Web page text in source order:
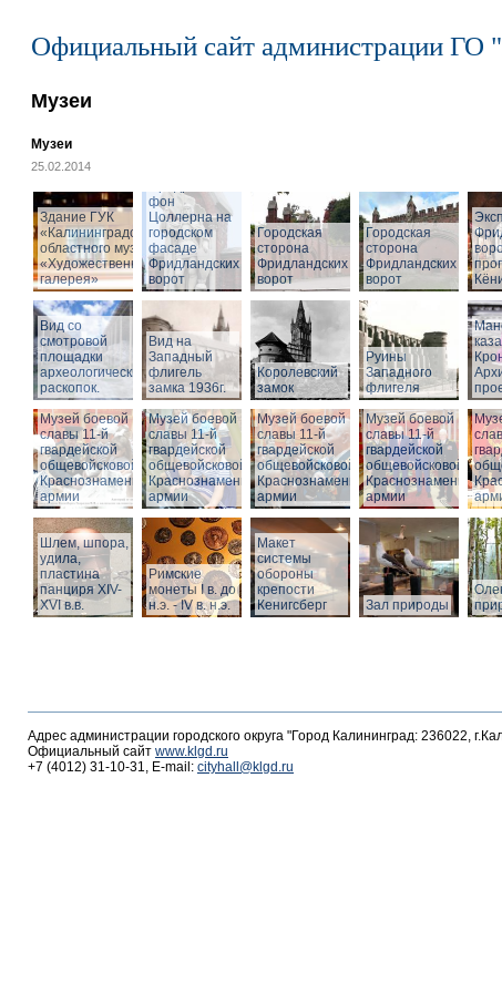
Официальный сайт администрации ГО
Музеи
Музеи
25.02.2014
Здание ГУК
«Калининградского
областного музея
«Художественная
галерея»
фон
Цоллерна на
городском
фасаде
Фридландских
ворот
Городская
сторона
Фридландских
ворот
Городская
сторона
Фридландских
ворот
Вид со
смотровой
площадки
археологических
раскопок.
Вид на
Западный
флигель
замка 1936г.
Королевский
замок
Руины
Западного
флигеля
Музей боевой
славы 11-й
гвардейской
общевойсковой
Краснознаменной
армии
Музей боевой
славы 11-й
гвардейской
общевойсковой
Краснознаменной
армии
Музей боевой
славы 11-й
гвардейской
общевойсковой
Краснознаменной
армии
Музей боевой
славы 11-й
гвардейской
общевойсковой
Краснознаменной
армии
Шлем, шпора,
удила,
пластина
панциря XIV-
XVI в.в.
Римские
монеты I в. до
н.э. - IV в. н.э.
Макет
системы
обороны
крепости
Кенигсберг
Зал природы
Адрес администрации городского округа "Город Калининград: 236022,
Официальный сайт www.klgd.ru
+7 (4012) 31-10-31, E-mail: cityhall@klgd.ru